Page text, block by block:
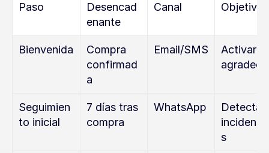
Paso
Desencad
enante
Canal Objetivo
Bienvenida
Compra
confirmad
a
Email/SMS
Activar y
Seguimien
to inicial
7 días tras
compra
WhatsApp
Detectar
s